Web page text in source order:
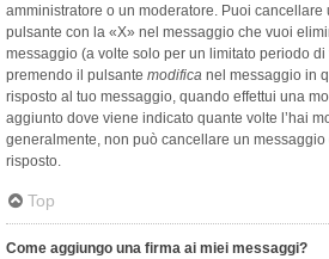
amministratore o un moderatore. Puoi cancellare
pulsante con la «X» nel messaggio che vuoi
messaggio (a volte solo per un limitato periodo
premendo il pulsante modifica nel messaggio in
risposto al tuo messaggio, quando effettui una
aggiunto dove viene indicato quante volte l’hai
generalmente, non può cancellare un
risposto.
Top
Come aggiungo una firma ai miei messaggi?